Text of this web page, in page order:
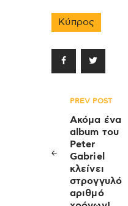
Κύπρος
Πλοήγηση
άρθρων
PREV POST
Ακόμα ένα
album του
Peter
Gabriel
κλείνει
στρογγυλό
αριθμό